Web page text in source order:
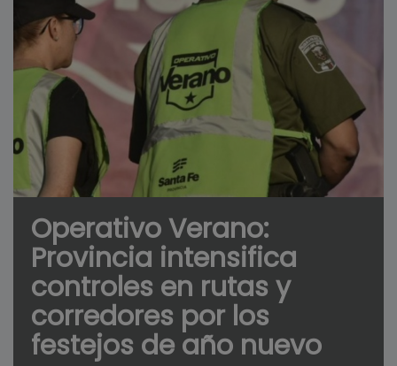
Operativo Verano:
Provincia intensifica
controles en rutas y
corredores por los
festejos de año nuevo